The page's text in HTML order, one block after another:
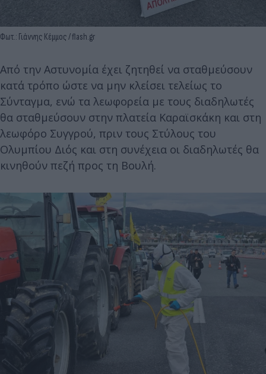
Φωτ.: Γιάννης Κέμμος / flash.gr
Από την Αστυνομία έχει ζητηθεί να σταθμεύσουν
κατά τρόπο ώστε να μην κλείσει τελείως το
Σύνταγμα, ενώ τα λεωφορεία με τους διαδηλωτές
θα σταθμεύσουν στην πλατεία Καραϊσκάκη και στη
λεωφόρο Συγγρού, πριν τους Στύλους του
Ολυμπίου Διός και στη συνέχεια οι διαδηλωτές θα
κινηθούν πεζή προς τη Βουλή.